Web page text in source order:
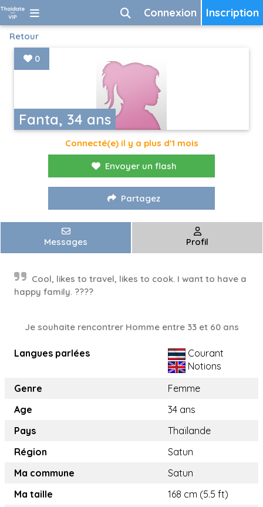
Inscription
Connexion
Retour
Fanta, 34 ans
0
Connecté(e) il y a plus d'1 mois
Envoyer un flash
Partagez
Messages Profil
Cool, likes to travel, likes to cook. I want to have a
happy family. ????
Je souhaite rencontrer Homme entre 33 et 60 ans
Langues parlées
Courant
Notions
Genre
Femme
Age
34 ans
Pays
Thaïlande
Région
Satun
Ma commune
Satun
Ma taille
168 cm (5.5 ft)